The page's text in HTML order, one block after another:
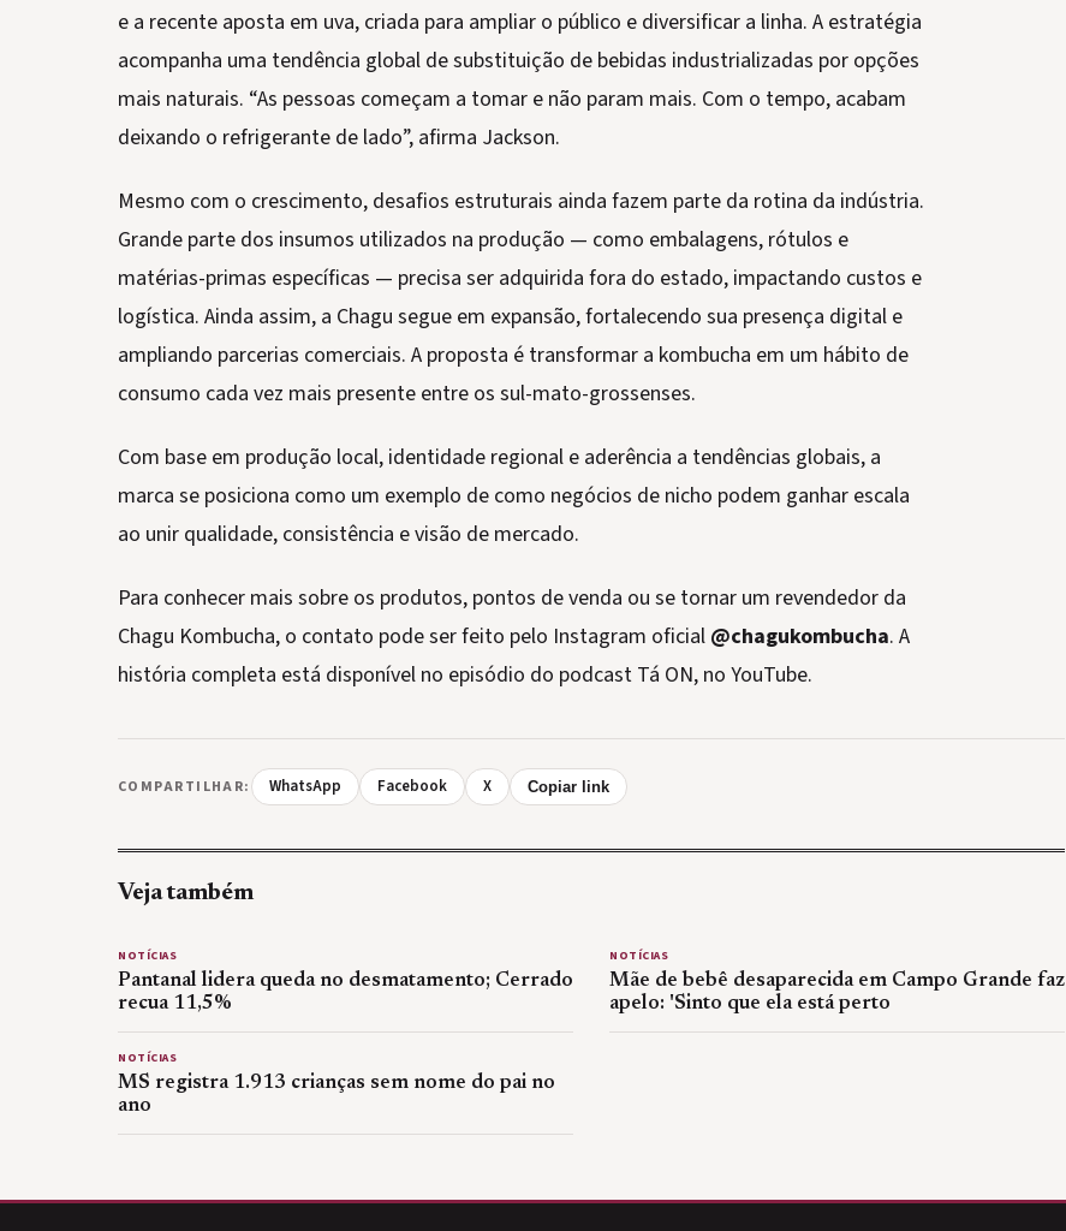
e a recente aposta em uva, criada para ampliar o público e diversificar a linha. A estratégia
acompanha uma tendência global de substituição de bebidas industrializadas por opções
mais naturais. “As pessoas começam a tomar e não param mais. Com o tempo, acabam
deixando o refrigerante de lado”, afirma Jackson.
Mesmo com o crescimento, desafios estruturais ainda fazem parte da rotina da indústria.
Grande parte dos insumos utilizados na produção — como embalagens, rótulos e
matérias-primas específicas — precisa ser adquirida fora do estado, impactando custos e
logística. Ainda assim, a Chagu segue em expansão, fortalecendo sua presença digital e
ampliando parcerias comerciais. A proposta é transformar a kombucha em um hábito de
consumo cada vez mais presente entre os sul-mato-grossenses.
Com base em produção local, identidade regional e aderência a tendências globais, a
marca se posiciona como um exemplo de como negócios de nicho podem ganhar escala
ao unir qualidade, consistência e visão de mercado.
Para conhecer mais sobre os produtos, pontos de venda ou se tornar um revendedor da
Chagu Kombucha, o contato pode ser feito pelo Instagram oficial @chagukombucha. A
história completa está disponível no episódio do podcast Tá ON, no YouTube.
COMPARTILHAR: WhatsApp Facebook X Copiar link
Veja também
NOTÍCIAS
Pantanal lidera queda no desmatamento; Cerrado
recua 11,5%
NOTÍCIAS
Mãe de bebê desaparecida em Campo Grande faz
apelo: 'Sinto que ela está perto
NOTÍCIAS
MS registra 1.913 crianças sem nome do pai no
ano